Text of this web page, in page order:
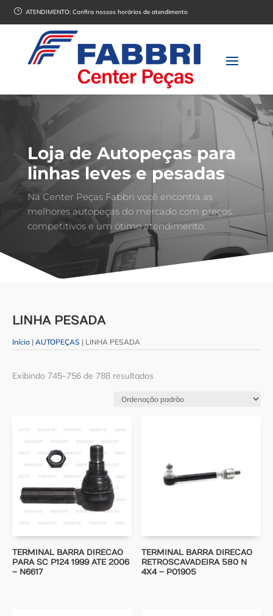
} ATENDIMENTO:Confira nossos horários de atendimento
Loja de Autopeças para
linhas leves e pesadas
Na Center Peças Fabbri você encontra as
melhores autopeças do mercado com preços
competitivos e um ótimo atendimento.
LINHA PESADA
Início | AUTOPEÇAS | LINHA PESADA
Exibindo 745–756 de 788 resultados
TERMINAL BARRA DIRECAO
PARA SC P124 1999 ATE 2006
– N6617
TERMINAL BARRA DIRECAO
RETROSCAVADEIRA 580 N
4X4 – P01905